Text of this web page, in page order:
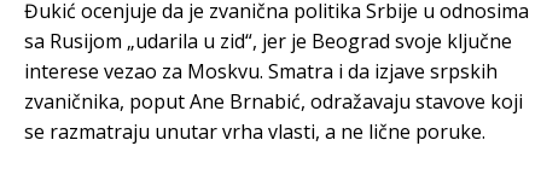
Đukić ocenjuje da je zvanična politika Srbije u odnosima
sa Rusijom „udarila u zid“, jer je Beograd svoje ključne
interese vezao za Moskvu. Smatra i da izjave srpskih
zvaničnika, poput Ane Brnabić, odražavaju stavove koji
se razmatraju unutar vrha vlasti, a ne lične poruke.